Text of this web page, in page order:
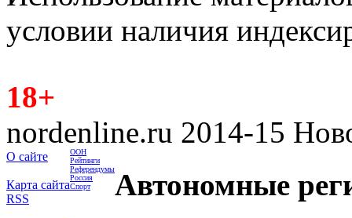
условии наличия
18+
nordenline.ru 2014-15
О сайте
Карта сайта
RSS
ООН
Рейтинги
Референдумы
Россия
Спорт
Автономные